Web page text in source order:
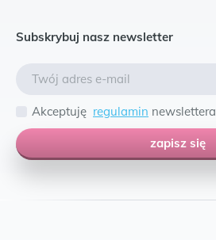
Subskrybuj nasz newsletter
Akceptuję regulamin newslettera
zapisz się